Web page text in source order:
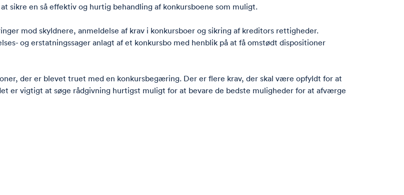
sikre en så effektiv og hurtig behandling af konkursboene som muligt.
mod skyldnere, anmeldelse af krav i konkursboer og sikring af kreditors rettigheder.
og erstatningssager anlagt af et konkursbo med henblik på at få omstødt dispositioner
der er blevet truet med en konkursbegæring. Der er flere krav, der skal være opfyldt for at
er vigtigt at søge rådgivning hurtigst muligt for at bevare de bedste muligheder for at afværge